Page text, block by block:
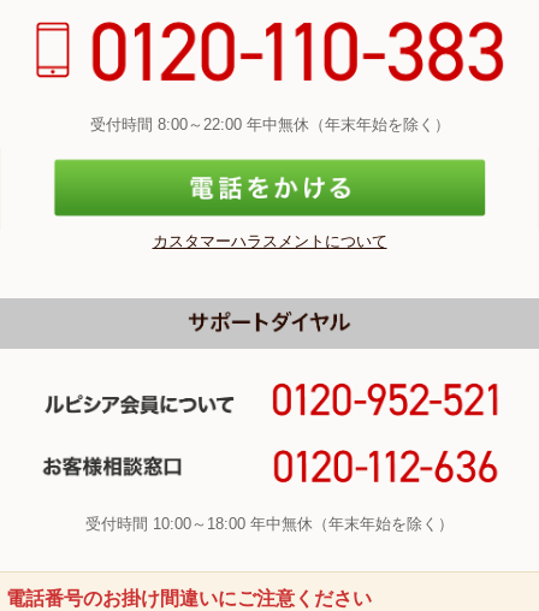
受付時間 8:00～22:00 年中無休（年末年始を除く）
カスタマーハラスメントについて
受付時間 10:00～18:00 年中無休（年末年始を除く）
電話番号のお掛け間違いにご注意ください